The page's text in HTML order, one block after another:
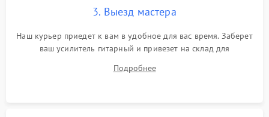
3. Выезд мастера
Наш курьер приедет к вам в удобное для вас время. Заберет
ваш усилитель гитарный и привезет на склад для
Подробнее